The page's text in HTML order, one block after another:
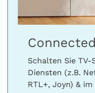
Schalten Sie
Diensten (z.B.
RTL+, Joyn) &